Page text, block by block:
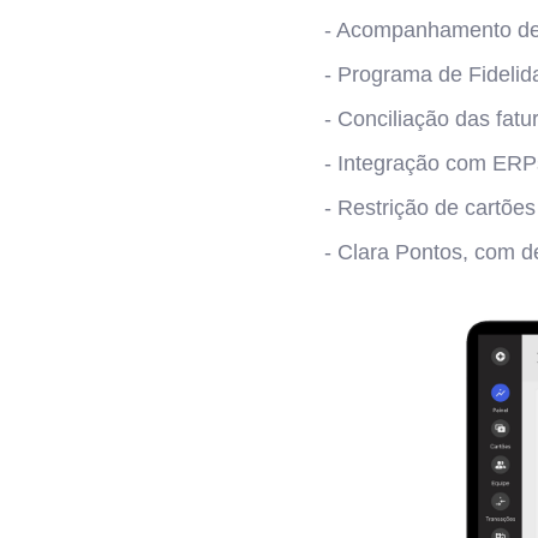
- Acompanhamento
- Programa de
- Conciliação das
- Integração com
- Restrição de
- Clara Pontos, com